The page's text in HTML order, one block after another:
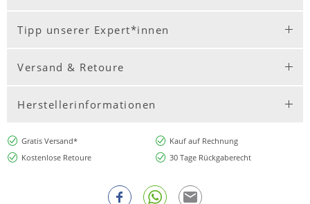
Tipp unserer Expert*innen
Versand & Retoure
Herstellerinformationen
Gratis Versand*
Kauf auf Rechnung
Kostenlose Retoure
30 Tage Rückgaberecht